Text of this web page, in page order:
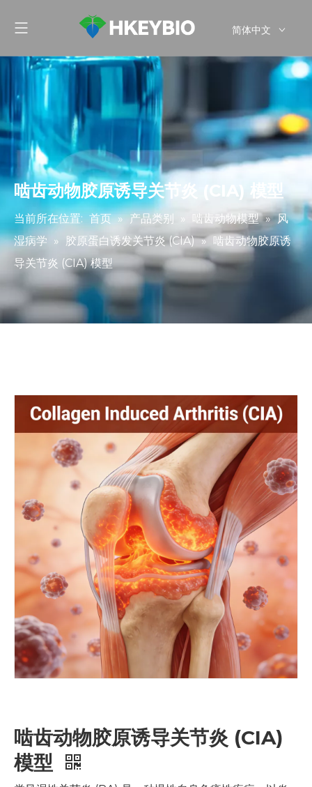
简体中文
啮齿动物胶原诱导关节炎 (CIA) 模型
当前所在位置: 首页 » 产品类别 » 啮齿动物模型 » 风
湿病学 » 胶原蛋白诱发关节炎 (CIA) » 啮齿动物胶原诱
导关节炎 (CIA) 模型
啮齿动物胶原诱导关节炎 (CIA)
模型